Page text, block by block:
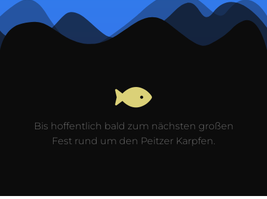
Bis hoffentlich bald zum nächsten großen